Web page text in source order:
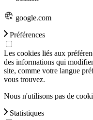
google.com
Préférences
Les cookies liés aux
des informations qui
site, comme votre langue
vous trouvez.
Nous n'utilisons pas de
Statistiques